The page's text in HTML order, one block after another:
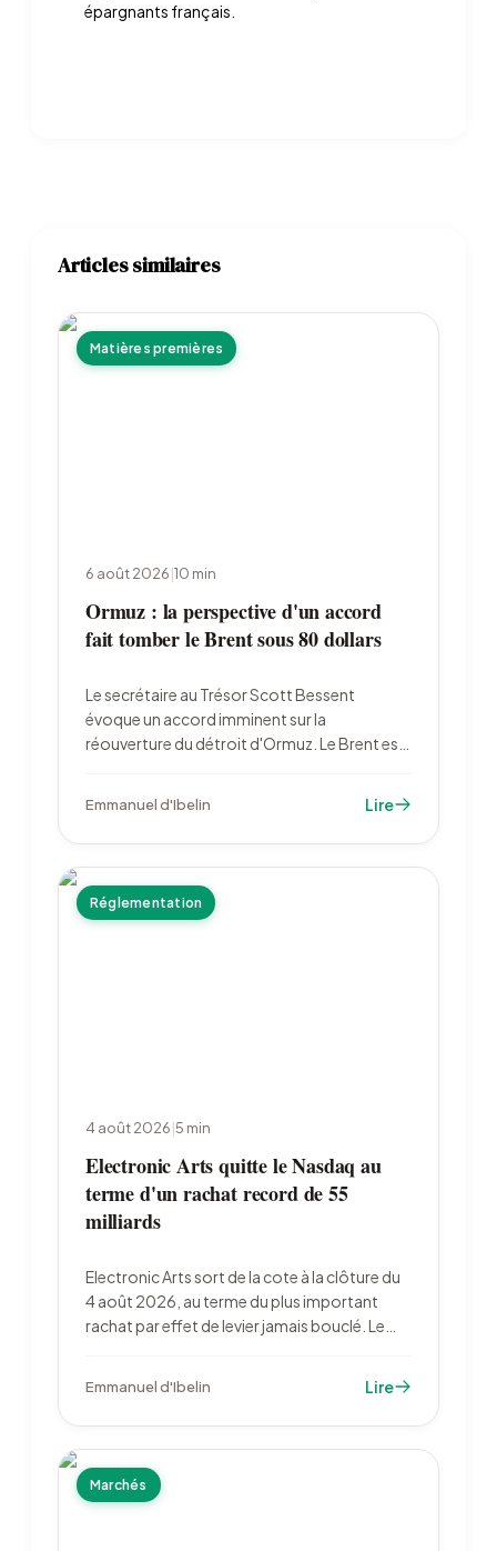
épargnants français.
Articles similaires
Matières premières
6 août 2026|10 min
Ormuz : la perspective d'un accord
fait tomber le Brent sous 80 dollars
Le secrétaire au Trésor Scott Bessent
évoque un accord imminent sur la
réouverture du détroit d'Ormuz. Le Brent est
deux leurs paris sur un resserrement de la Fed.
Emmanuel d'Ibelin Lire
Réglementation
4 août 2026|5 min
Electronic Arts quitte le Nasdaq au
terme d'un rachat record de 55
milliards
Electronic Arts sort de la cote à la clôture du
4 août 2026, au terme du plus important
rachat par effet de levier jamais bouclé. Le
500 à Ferguson Enterprises.
Emmanuel d'Ibelin Lire
Marchés